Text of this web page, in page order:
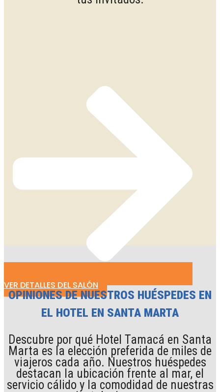
VER DETALLES DEL SALÓN
OPINIONES DE NUESTROS HUÉSPEDES EN
EL HOTEL EN SANTA MARTA
Descubre por qué Hotel Tamacá en Santa
Marta es la elección preferida de miles de
viajeros cada año. Nuestros huéspedes
destacan la ubicación frente al mar, el
servicio cálido y la comodidad de nuestras